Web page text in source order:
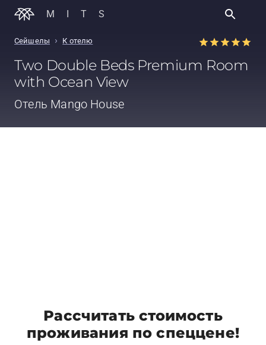
MITS
Сейшелы › К отелю
Two Double Beds Premium Room
with Ocean View
Отель Mango House
Рассчитать стоимость
проживания по спеццене!